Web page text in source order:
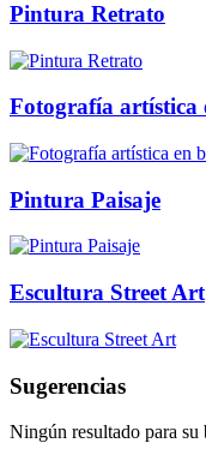
Pintura Retrato
Fotografía artística
Pintura Paisaje
Escultura Street Art
Sugerencias
Ningún resultado para su